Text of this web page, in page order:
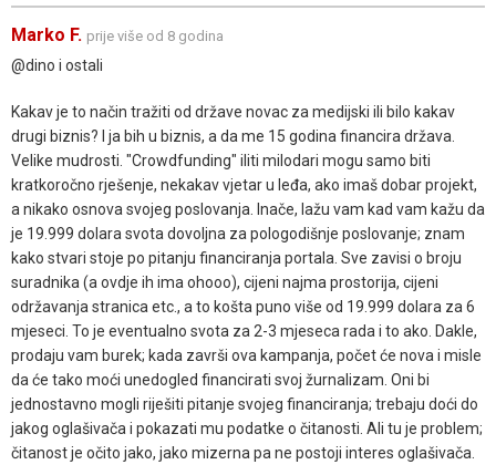
Marko F. prije više od 8 godina
@dino i ostali
Kakav je to način tražiti od države novac za medijski ili bilo kakav
drugi biznis? I ja bih u biznis, a da me 15 godina financira država.
Velike mudrosti. "Crowdfunding" iliti milodari mogu samo biti
kratkoročno rješenje, nekakav vjetar u leđa, ako imaš dobar projekt,
a nikako osnova svojeg poslovanja. Inače, lažu vam kad vam kažu da
je 19.999 dolara svota dovoljna za pologodišnje poslovanje; znam
kako stvari stoje po pitanju financiranja portala. Sve zavisi o broju
suradnika (a ovdje ih ima ohooo), cijeni najma prostorija, cijeni
održavanja stranica etc., a to košta puno više od 19.999 dolara za 6
mjeseci. To je eventualno svota za 2-3 mjeseca rada i to ako. Dakle,
prodaju vam burek; kada završi ova kampanja, počet će nova i misle
da će tako moći unedogled financirati svoj žurnalizam. Oni bi
jednostavno mogli riješiti pitanje svojeg financiranja; trebaju doći do
jakog oglašivača i pokazati mu podatke o čitanosti. Ali tu je problem;
čitanost je očito jako, jako mizerna pa ne postoji interes oglašivača.